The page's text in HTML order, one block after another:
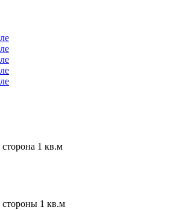
1 кв.м
1 кв.м